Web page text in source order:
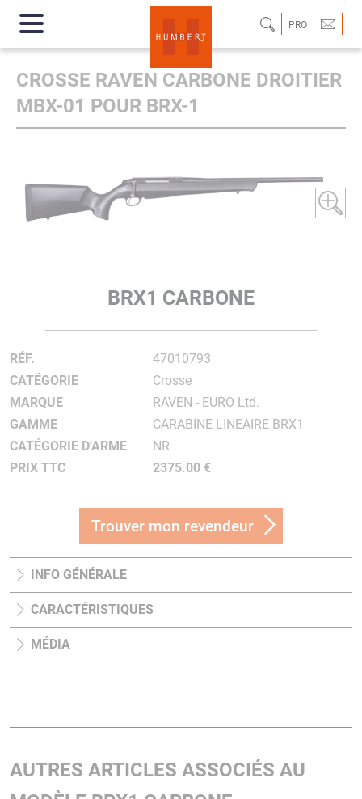
PRO
CROSSE RAVEN CARBONE DROITIER
MBX-01 POUR BRX-1
BRX1 CARBONE
RÉF.
47010793
CATÉGORIE
Crosse
MARQUE
RAVEN - EURO Ltd.
GAMME
CARABINE LINEAIRE BRX1
CATÉGORIE D'ARME
NR
PRIX TTC
2375.00 €
Trouver mon revendeur
INFO GÉNÉRALE
CARACTÉRISTIQUES
MÉDIA
AUTRES ARTICLES ASSOCIÉS AU